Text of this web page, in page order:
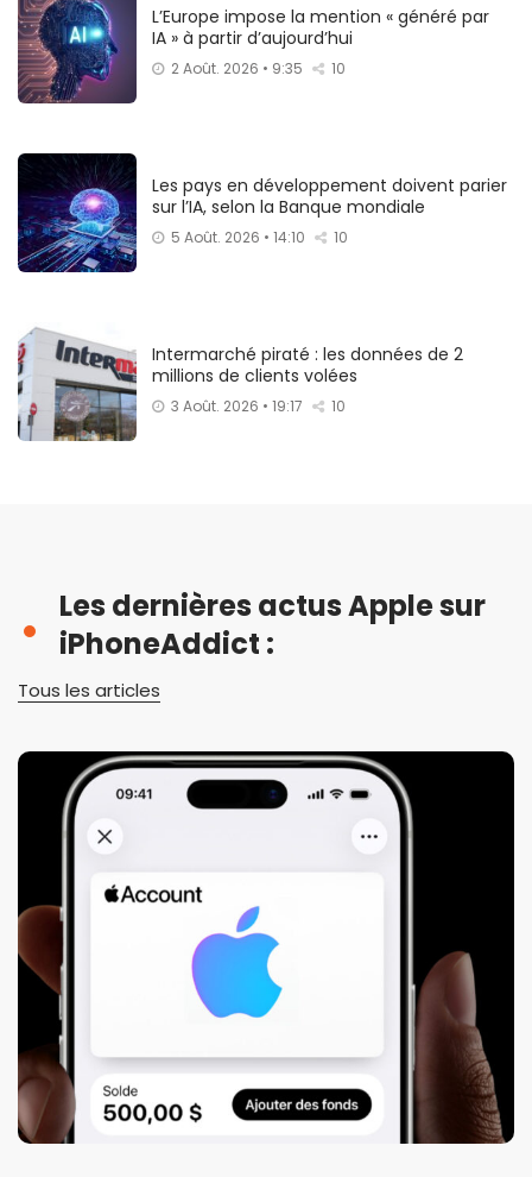
L’Europe impose la mention « généré par
IA » à partir d’aujourd’hui
2 Août. 2026 • 9:35 10
Les pays en développement doivent parier
sur l’IA, selon la Banque mondiale
5 Août. 2026 • 14:10 10
Intermarché piraté : les données de 2
millions de clients volées
3 Août. 2026 • 19:17 10
Les dernières actus Apple sur
iPhoneAddict :
Tous les articles